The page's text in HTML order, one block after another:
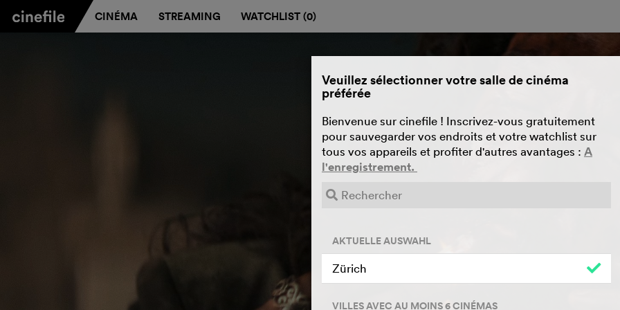
CINÉMA STREAMING WATCHLIST (0)
Veuillez sélectionner votre salle de cinéma
préférée
Bienvenue sur cinefile ! Inscrivez-vous gratuitement
pour sauvegarder vos endroits et votre watchlist sur
tous vos appareils et profiter d'autres avantages : A
l'enregistrement.
AKTUELLE AUSWAHL
Zürich
VILLES AVEC AU MOINS 6 CINÉMAS